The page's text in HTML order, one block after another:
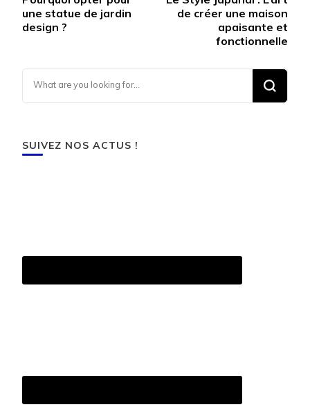
Navigation
une statue de jardin
design ?
de créer une maison
apaisante et
fonctionnelle
SUIVEZ NOS ACTUS !